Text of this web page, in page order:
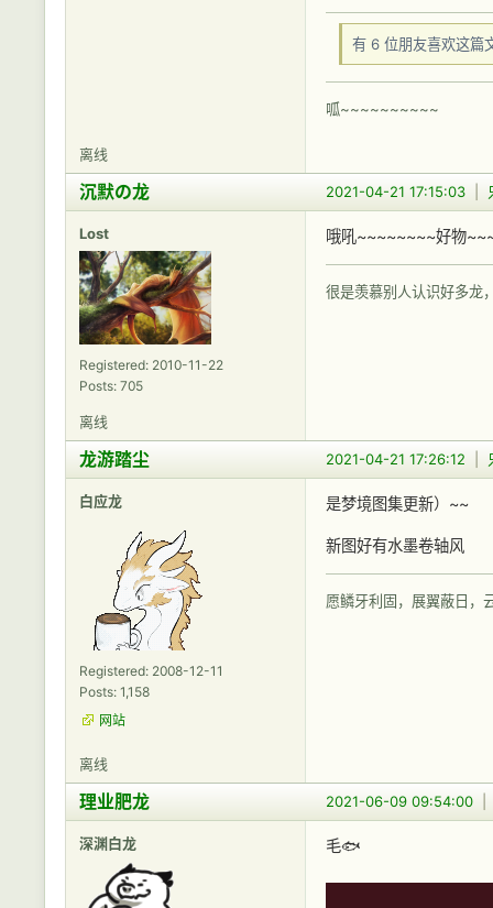
有 6 位朋友喜欢这篇
呱~~~~~~~~~~
离线
2021-04-21 17:15:03
沉默の龙
Lost
Registered: 2010-11-22
Posts: 705
哦吼~~~~~~~~好物
很是羡慕别人认识好多龙
离线
2021-04-21 17:26:12
龙游踏尘
白应龙
Registered: 2008-12-11
Posts: 1,158
网站
是梦境图集更新）~~
新图好有水墨卷轴风
愿鳞牙利固，展翼蔽日，
离线
2021-06-09 09:54:00
理业肥龙
深渊白龙 毛🐟